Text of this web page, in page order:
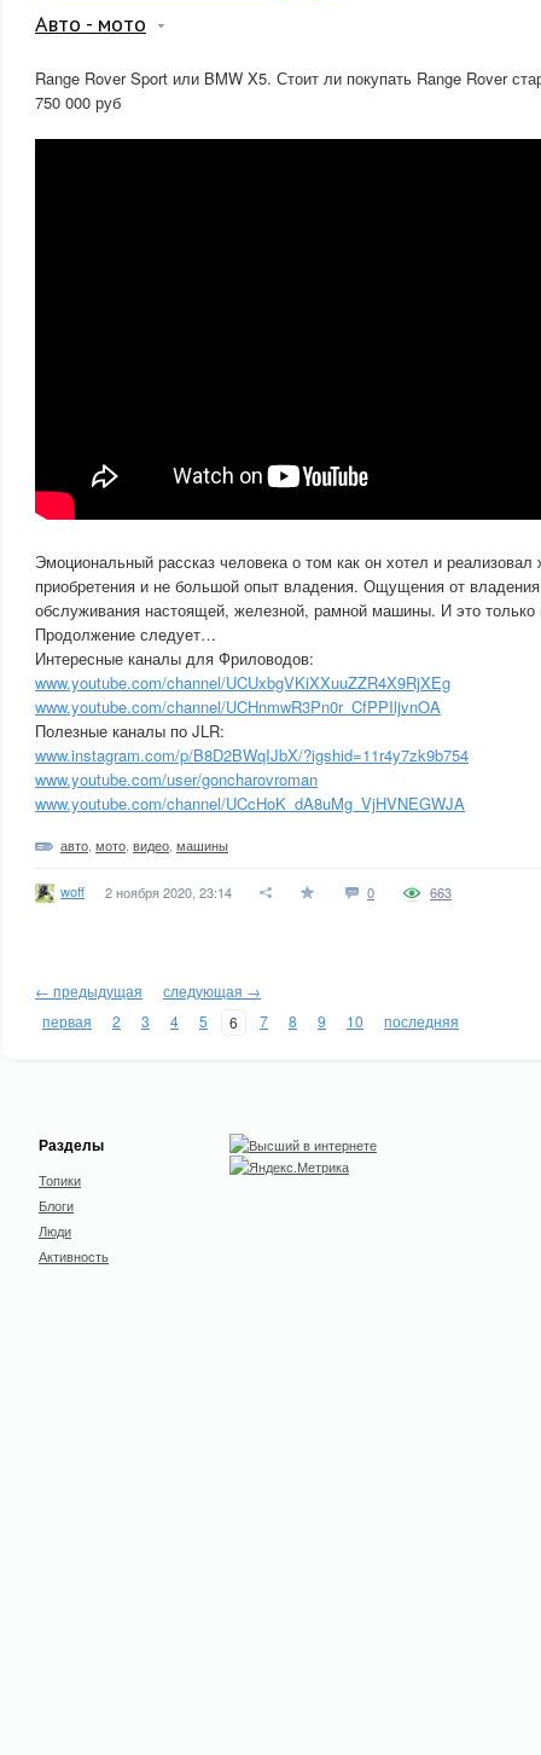
Авто - мото
Range Rover Sport или BMW X5. Стоит ли покупать Range Rover
750 000 руб
Эмоциональный рассказ человека о том как он хотел и
приобретения и не большой опыт владения. Ощущения от
обслуживания настоящей, железной, рамной машины. И это только
Продолжение следует…
Интересные каналы для Фриловодов:
www.youtube.com/channel/UCUxbgVKiXXuuZZR4X9RjXEg
www.youtube.com/channel/UCHnmwR3Pn0r_CfPPIljvnOA
Полезные каналы по JLR:
www.instagram.com/p/B8D2BWqIJbX/?igshid=11r4y7zk9b754
www.youtube.com/user/goncharovroman
www.youtube.com/channel/UCcHoK_dA8uMg_VjHVNEGWJA
авто мото видео машины
woff 2 ноября 2020, 23:14 0 663
← предыдущая
следующая →
первая
2 3 4 5 6 7 8 9 10 последняя
Разделы
Топики
Блоги
Люди
Активность